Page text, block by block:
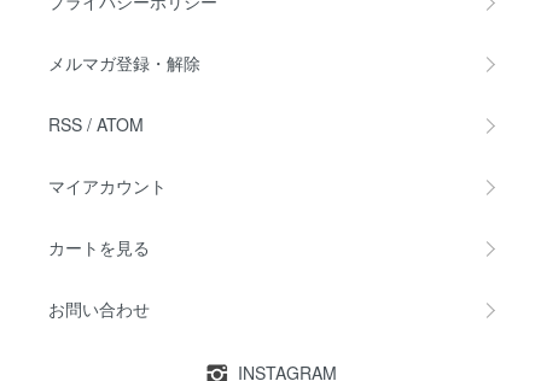
メルマガ登録・解除
RSS / ATOM
マイアカウント
カートを見る
お問い合わせ
INSTAGRAM